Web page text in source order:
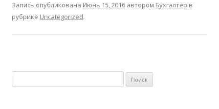
Запись опубликована Июнь 15, 2016 автором Бухгалтер в
рубрике Uncategorized.
а